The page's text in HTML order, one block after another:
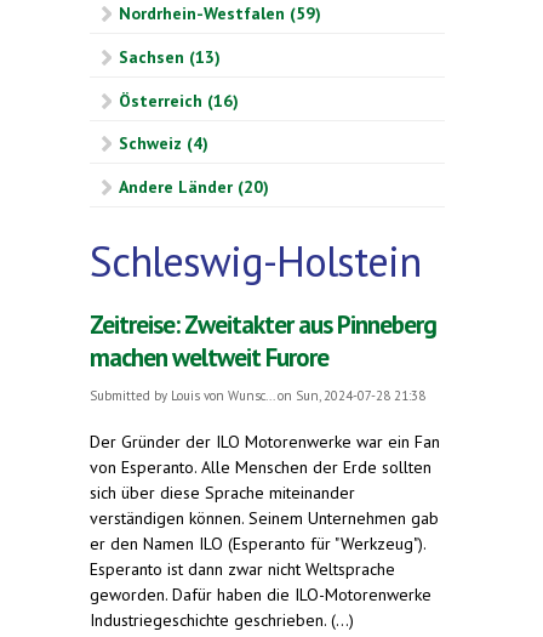
Nordrhein-Westfalen (59)
Sachsen (13)
Österreich (16)
Schweiz (4)
Andere Länder (20)
Schleswig-Holstein
Zeitreise: Zweitakter aus Pinneberg
machen weltweit Furore
Submitted by Louis von Wunsc...on Sun, 2024-07-28 21:38
Der Gründer der ILO Motorenwerke war ein Fan
von Esperanto. Alle Menschen der Erde sollten
sich über diese Sprache miteinander
verständigen können. Seinem Unternehmen gab
er den Namen ILO (Esperanto für "Werkzeug").
Esperanto ist dann zwar nicht Weltsprache
geworden. Dafür haben die ILO-Motorenwerke
Industriegeschichte geschrieben. (...)